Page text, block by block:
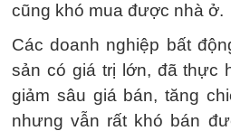
cũng khó mua được nhà ở.
Các doanh nghiệp bất
sản có giá trị lớn, đã thực
giảm sâu giá bán, tăng
nhưng vẫn rất khó bán